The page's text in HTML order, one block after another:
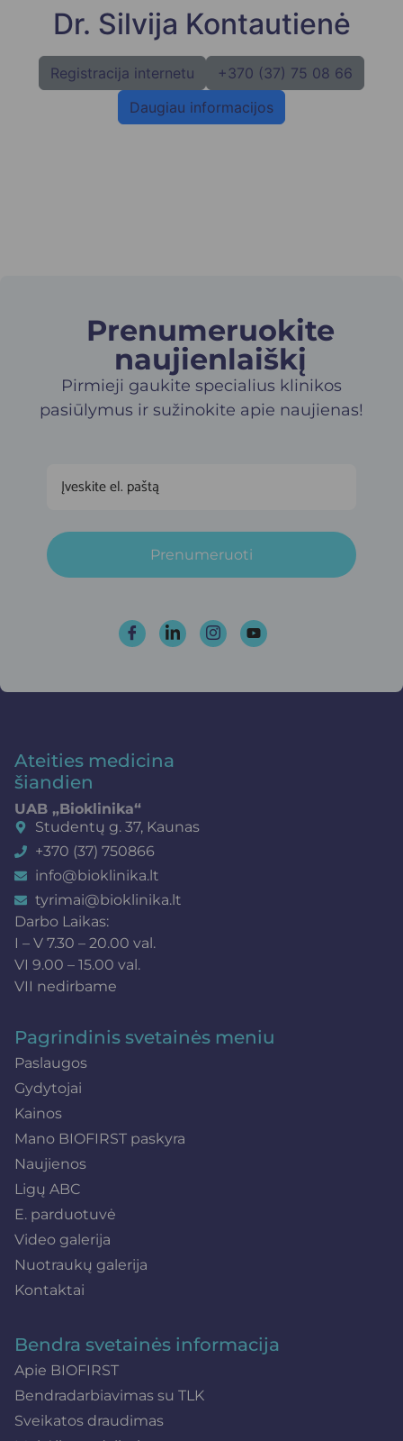
Dr. Silvija Kontautienė
Registracija internetu
+370 (37) 75 08 66
Daugiau informacijos
Prenumeruokite
naujienlaiškį​
Pirmieji gaukite specialius klinikos
pasiūlymus ir sužinokite apie naujienas!
Prenumeruoti
Ateities medicina
šiandien
UAB „Bioklinika“
Studentų g. 37, Kaunas
+370 (37) 750866
info@bioklinika.lt
tyrimai@bioklinika.lt
Darbo Laikas:
I – V 7.30 – 20.00 val.
VI 9.00 – 15.00 val.
VII nedirbame
Pagrindinis svetainės meniu
Paslaugos
Gydytojai
Kainos
Mano BIOFIRST paskyra
Naujienos
Ligų ABC
E. parduotuvė
Video galerija
Nuotraukų galerija
Kontaktai
Bendra svetainės informacija
Apie BIOFIRST
Bendradarbiavimas su TLK
Sveikatos draudimas